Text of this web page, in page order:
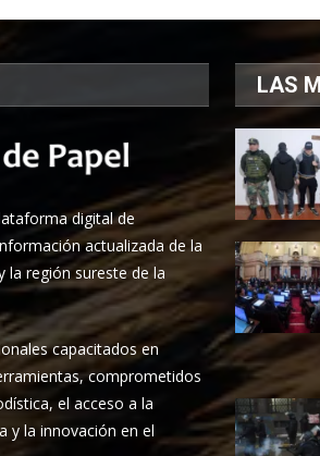
digital de
actualizada de la
la región sureste de la
capacitados en
comprometidos
el acceso a la
y la innovación en el
LAS